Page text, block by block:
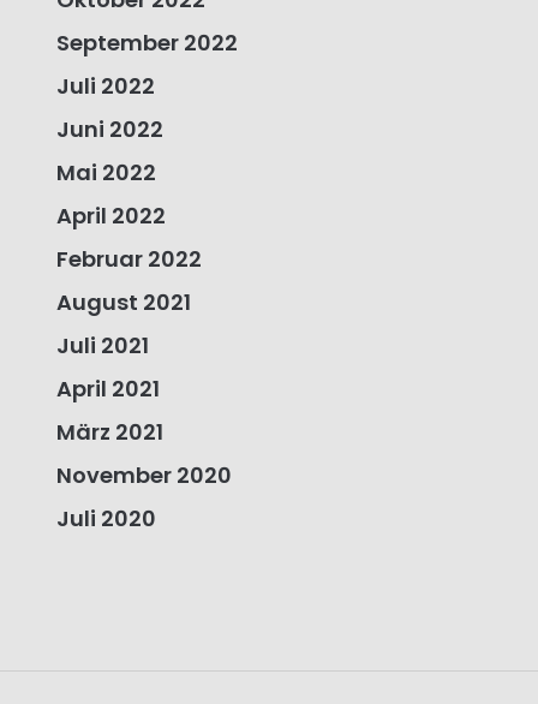
September 2022
Juli 2022
Juni 2022
Mai 2022
April 2022
Februar 2022
August 2021
Juli 2021
April 2021
März 2021
November 2020
Juli 2020